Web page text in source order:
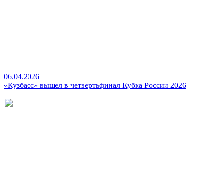
06.04.2026
«Кузбасс» вышел в четвертьфинал Кубка России 2026